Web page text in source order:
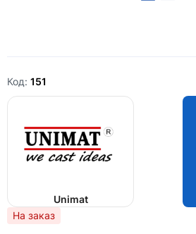
Код: 151
Unimat
На заказ